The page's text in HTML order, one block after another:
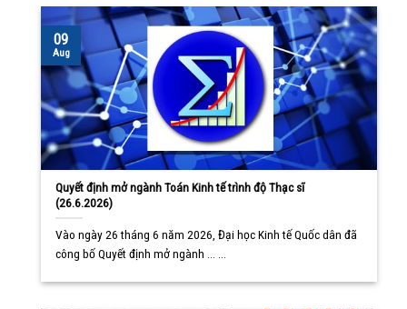
Quyết định mở ngành Toán Kinh tế trình độ Thạc sĩ
(26.6.2026)
Vào ngày 26 tháng 6 năm 2026, Đại học Kinh tế Quốc dân đã
công bố Quyết định mở ngành ... ...
09
Aug